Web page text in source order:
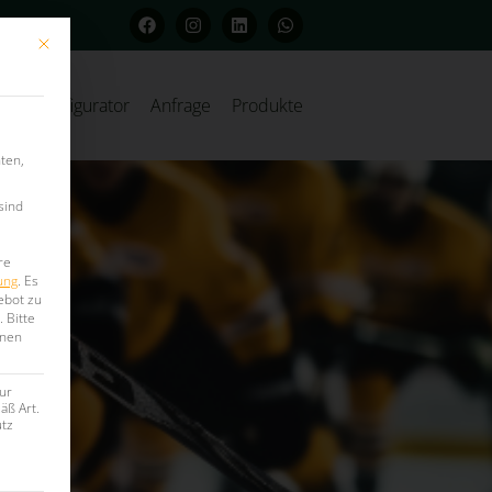
Konfigurator Anfrage Produkte
Mit diesem Button wird der Dialog geschlossen. Seine Funktionalität ist
. Es
zu
Bitte
Art.